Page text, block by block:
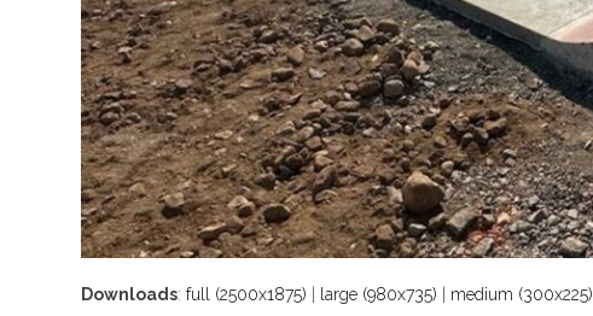
Downloads:full (2500x1875) large (980x735) medium (300x225)